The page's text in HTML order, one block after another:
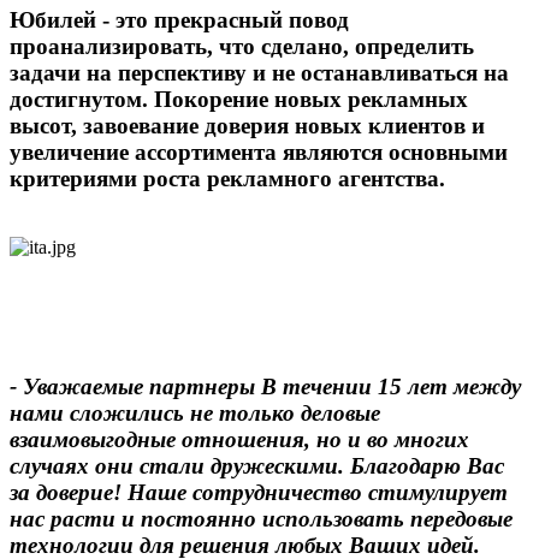
Юбилей - это прекрасный повод
проанализировать, что сделано, определить
задачи на перспективу и не останавливаться на
достигнутом. Покорение новых рекламных
высот, завоевание доверия новых клиентов и
увеличение ассортимента являются основными
критериями роста рекламного агентства.
- Уважаемые партнеры В течении 15 лет между
нами сложились не только деловые
взаимовыгодные отношения, но и во многих
случаях они стали дружескими. Благодарю Вас
за доверие! Наше сотрудничество стимулирует
нас расти и постоянно использовать передовые
технологии для решения любых Ваших идей.